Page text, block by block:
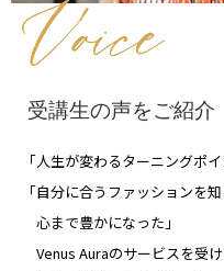
受講生の声をご紹介
「人生が変わるターニングポ
「自分に合うファッションを
心まで豊かになった」
Venus Auraのサービスを受け